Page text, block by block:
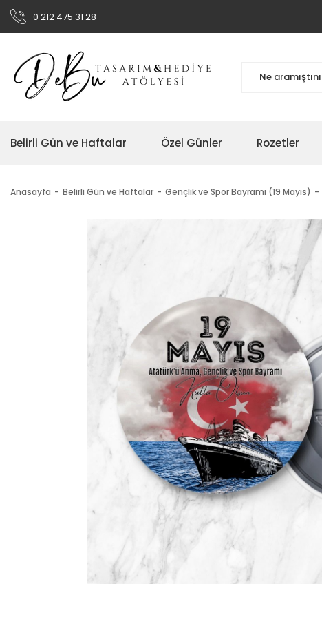
0 212 475 31 28
Belirli Gün ve Haftalar Özel Günler Rozetler
Anasayfa Belirli Gün ve Haftalar Gençlik ve Spor Bayramı (19 Mayıs)